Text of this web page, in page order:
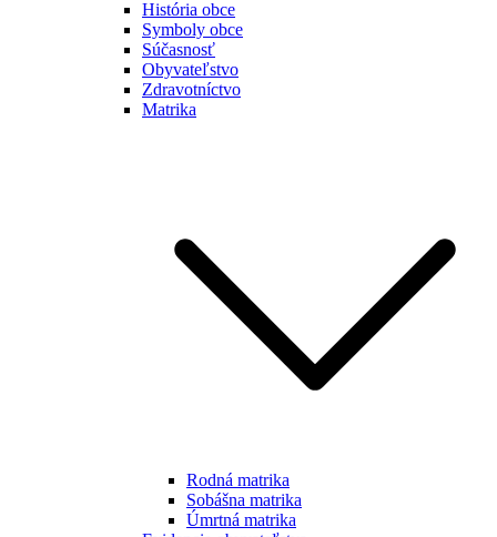
História obce
Symboly obce
Súčasnosť
Obyvateľstvo
Zdravotníctvo
Matrika
Rodná matrika
Sobášna matrika
Úmrtná matrika